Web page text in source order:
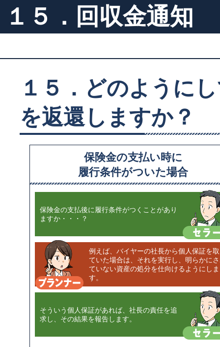
１５．回収金通知
１５．どのように
を返還しますか？
保険金の支払い時に
履行条件がついた場合
保険金の支払後に履行条件がつくことがあり
ますか・・・？
例えば、バイヤーの社長から個人保証を
ていた場合は、それを実行し、明らかに
ていない資産の処分を仕向けるようにしま
す。
そういう個人保証があれば、社長の責任を追
求し、その結果を報告します。